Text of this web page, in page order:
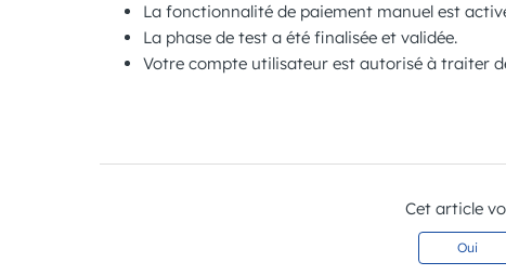
La fonctionnalité de paiement manuel est
La phase de test a été finalisée et validée.
Votre compte utilisateur est autorisé à traiter
Cet article
Oui